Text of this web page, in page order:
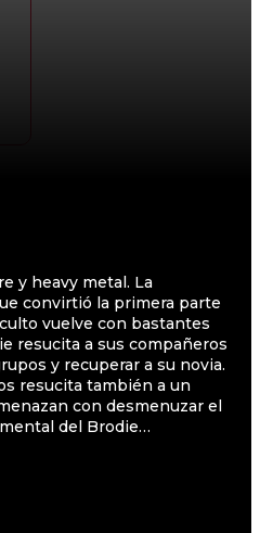
y heavy metal. La
convirtió la primera parte
vuelve con bastantes
resucita a sus compañeros
y recuperar a su novia.
resucita también a un
con desmenuzar el
del Brodie…